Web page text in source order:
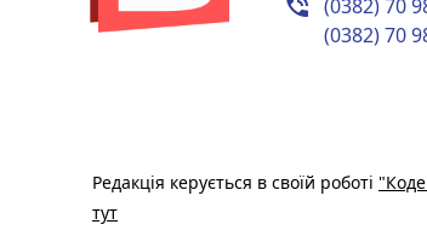
phone_in_talk (0382) 70
(0382) 70
Редакція керується в своїй роботі
тут